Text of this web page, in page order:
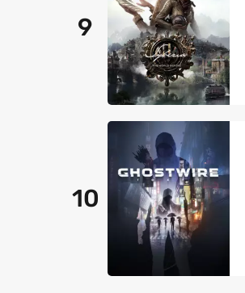
9
10